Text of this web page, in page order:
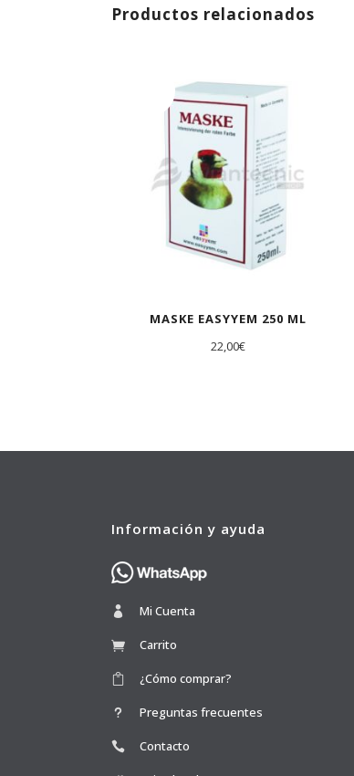
Productos relacionados
MASKE EASYYEM 250 ML
22,00€
Información y ayuda
Mi Cuenta
Carrito
¿Cómo comprar?
Preguntas frecuentes
Contacto